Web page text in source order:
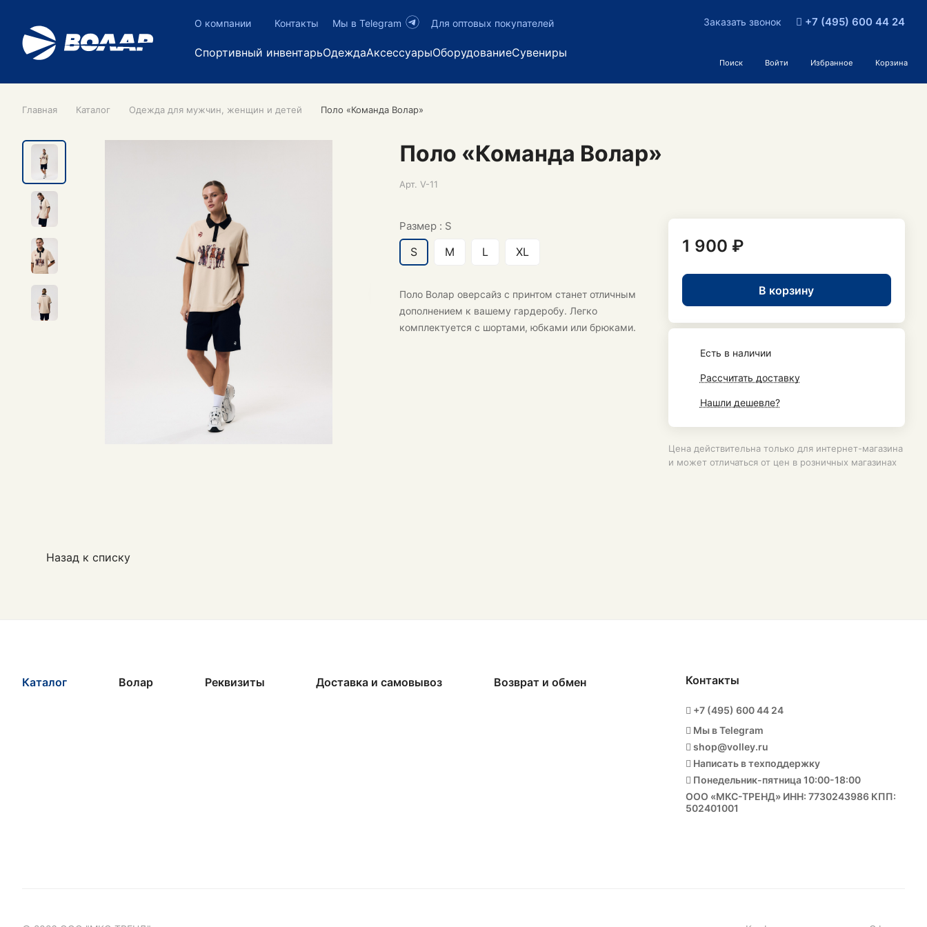
О компании Контакты Мы в Telegram Для оптовых покупателей
Спортивный инвентарьОдеждаАксессуарыОборудованиеСувениры
Заказать звонок +7 (495) 600 44 24
Поиск Войти Избранное Корзина
Главная Каталог Одежда для мужчин, женщин и детей Поло «Команда Волар»
Поло «Команда Волар»
Арт. V-11
Размер : S
S M L XL
Поло Волар оверсайз с принтом станет отличным
дополнением к вашему гардеробу. Легко
комплектуется с шортами, юбками или брюками.
1 900 ₽
В корзину
Есть в наличии
Рассчитать доставку
Нашли дешевле?
Цена действительна только для интернет-магазина
и может отличаться от цен в розничных магазинах
Назад к списку
Каталог Волар Реквизиты Доставка и самовывоз Возврат и обмен Контакты
+7 (495) 600 44 24
Мы в Telegram
shop@volley.ru
Написать в техподдержку
Понедельник-пятница 10:00-18:00
ООО «МКС-ТРЕНД» ИНН: 7730243986 КПП:
502401001